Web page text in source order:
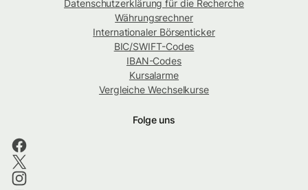
Datenschutzerklärung für die Recherche
Währungsrechner
Internationaler Börsenticker
BIC/SWIFT-Codes
IBAN-Codes
Kursalarme
Vergleiche Wechselkurse
Folge uns